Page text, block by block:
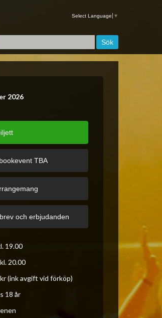
2026
TBA
och erbjudanden
19.00
20.00
(ink avgift vid förköp)
18 år
Select Language ▼